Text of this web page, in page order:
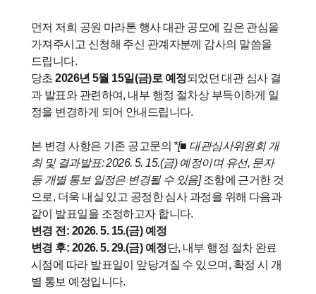
먼저 저희 공원 마라톤 행사 대관 공모에 깊은 관심을
가져주시고 신청해 주신 관계자분께 감사의 말씀을
드립니다.
당초 2026년 5월 15일(금)로 예정되었던 대관 심사 결
과 발표와 관련하여, 내부 행정 절차상 부득이하게 일
정을 변경하게 되어 안내드립니다.
본 변경 사항은 기존 공고문의 *[■ 대관심사위원회 개
최 및 결과발표: 2026. 5. 15.(금) 예정이며 유선, 문자
등 개별 통보 일정은 변경될 수 있음] 조항에 근거한 것
으로, 더욱 내실 있고 공정한 심사 과정을 위해 다음과
같이 발표일을 조정하고자 합니다.
변경 전: 2026. 5. 15.(금) 예정
변경 후: 2026. 5. 29.(금) 예정단, 내부 행정 절차 완료
시점에 따라 발표일이 앞당겨질 수 있으며, 확정 시 개
별 통보 예정입니다.